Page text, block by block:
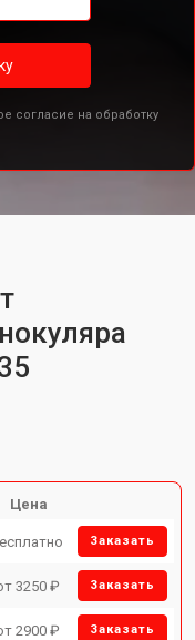
согласие на обработку
Цена
Заказать
3250 ₽ Заказать
2900 ₽ Заказать